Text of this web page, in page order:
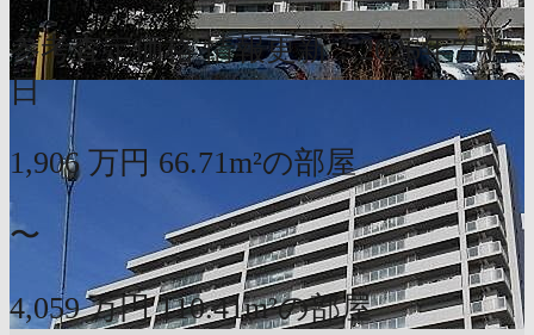
参考査定価格 情報更新：2026年7月5
日
1,906 万円 66.71m²の部屋
〜
4,059 万円 110.41m²の部屋